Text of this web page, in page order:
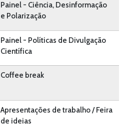
Painel - Ciência, Desinformação
e Polarização
Painel - Políticas de Divulgação
Científica
Coffee break
Apresentações de trabalho / Feira
de ideias